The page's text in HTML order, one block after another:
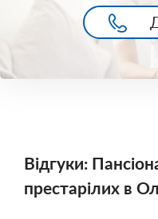
Відгуки:
престарілих в